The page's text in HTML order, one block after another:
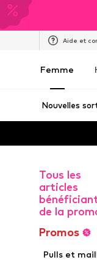
Aide et
Femme
Nouvelles
Tous les
articles
de la
Promos
Pulls et